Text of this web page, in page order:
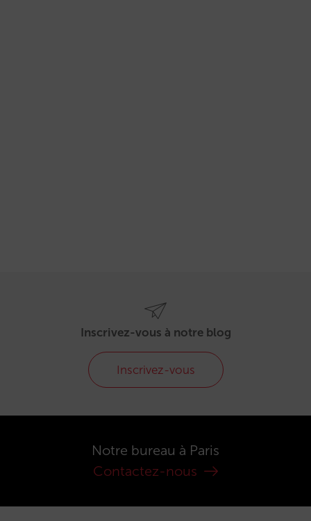
Inscrivez-vous à notre blog
Inscrivez-vous
Notre bureau à Paris
Contactez-nous